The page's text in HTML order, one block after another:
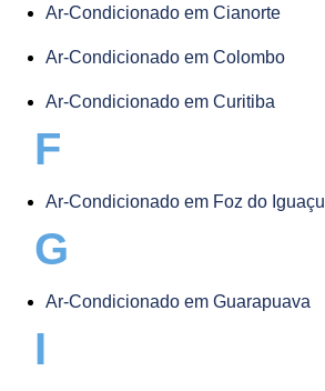
Ar-Condicionado em Cianorte
Ar-Condicionado em Colombo
Ar-Condicionado em Curitiba
F
Ar-Condicionado em Foz do Iguaçu
G
Ar-Condicionado em Guarapuava
I